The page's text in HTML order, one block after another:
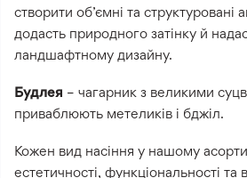
створити об’ємні та структуровані
додасть природного затінку й
ландшафтному дизайну.
Будлея – чагарник з великими
приваблюють метеликів і бджіл.
Кожен вид насіння у нашому
естетичності, функціональності та